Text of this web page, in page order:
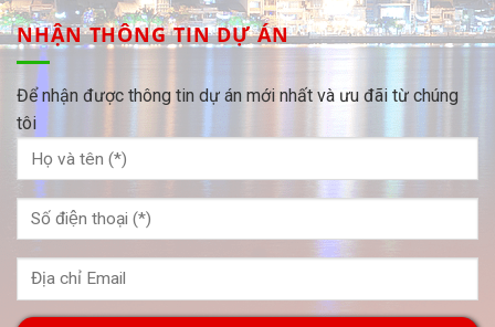
NHẬN THÔNG TIN DỰ ÁN
Để nhận được thông tin dự án mới nhất và ưu đãi từ chúng
tôi